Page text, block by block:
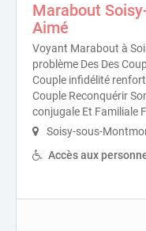
Marabout
Aimé
Voyant Marabout à
problème Des Des
Couple infidélité
Couple Reconquérir
conjugale Et Familiale
Soisy-sous-
Accès aux